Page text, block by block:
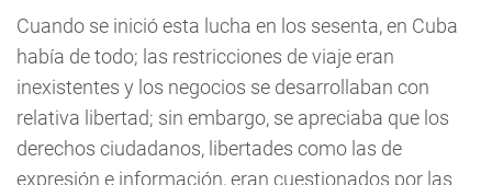
Cuando se inició esta lucha en los sesenta, en Cuba
había de todo; las restricciones de viaje eran
inexistentes y los negocios se desarrollaban con
relativa libertad; sin embargo, se apreciaba que los
derechos ciudadanos, libertades como las de
expresión e información, eran cuestionados por las